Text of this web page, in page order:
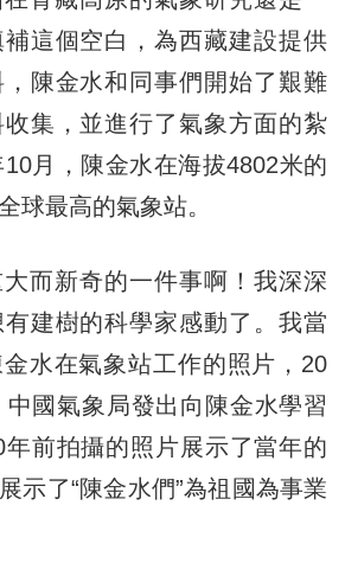
這個空白，為西藏建設提供
陳金水和同事們開始了艱難
集，並進行了氣象方面的紮
月，陳金水在海拔4802米的
球最高的氣象站。
新奇的一件事啊！我深深
建樹的科學家感動了。我當
水在氣象站工作的照片，20
國氣象局發出向陳金水學習
前拍攝的照片展示了當年的
示了“陳金水們”為祖國為事業